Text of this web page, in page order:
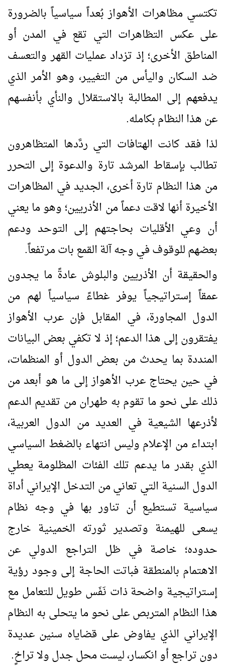
تكتسي مظاهرات الأهواز بُعداً سياسياً بالضرورة
على عكس التظاهرات التي تقع في المدن أو
المناطق الأخرى؛ إذ تزداد عمليات القهر والتعسف
ضد السكان واليأس من التغيير، وهو الأمر الذي
يدفعهم إلى المطالبة بالاستقلال والنأي بأنفسهم
عن هذا النظام بكامله.
لذا فقد كانت الهتافات التي ردَّدها المتظاهرون
تطالب بإسقاط المرشد تارة والدعوة إلى التحرر
من هذا النظام تارة أخرى، الجديد في المظاهرات
الأخيرة أنها لاقت دعماً من الأذريين؛ وهو ما يعني
أن وعي الأقليات بحاجتهم إلى التوحد ودعم
بعضهم للوقوف في وجه آلة القمع بات مرتفعاً.
والحقيقة أن الأذريين والبلوش عادةً ما يجدون
عمقاً إستراتيجياً يوفر غطاءً سياسياً لهم من
الدول المجاورة، في المقابل فإن عرب الأهواز
يفتقرون إلى هذا الدعم؛ إذ لا تكفي بعض البيانات
المنددة بما يحدث من بعض الدول أو المنظمات،
في حين يحتاج عرب الأهواز إلى ما هو أبعد من
ذلك على نحو ما تقوم به طهران من تقديم الدعم
لأذرعها الشيعية في العديد من الدول العربية،
ابتداء من الإعلام وليس انتهاء بالضغط السياسي
الذي بقدر ما يدعم تلك الفئات المظلومة يعطي
الدول السنية التي تعاني من التدخل الإيراني أداة
سياسية تستطيع أن تناور بها في وجه نظام
يسعى للهيمنة وتصدير ثورته الخمينية خارج
حدوده؛ خاصة في ظل التراجع الدولي عن
الاهتمام بالمنطقة فباتت الحاجة إلى وجود رؤية
إستراتيجية واضحة ذات نَفَس طويل للتعامل مع
هذا النظام المتربص على نحو ما يتحلى به النظام
الإيراني الذي يفاوض على قضاياه سنين عديدة
دون تراجع أو انكسار، ليست محل جدل ولا تراخٍ.